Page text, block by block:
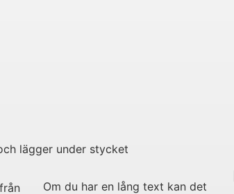
lägger under stycket
Om du har en lång text kan det